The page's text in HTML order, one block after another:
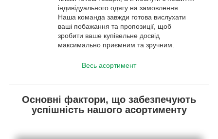
індивідуального одягу на замовлення.
Наша команда завжди готова вислухати
ваші побажання та пропозиції, щоб
зробити ваше купівельне досвід
максимально приємним та зручним.
Весь асортимент
Основні фактори, що забезпечують
успішність нашого асортименту